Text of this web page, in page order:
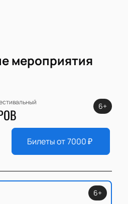
мероприятия
6+
Билеты от7000₽
6+